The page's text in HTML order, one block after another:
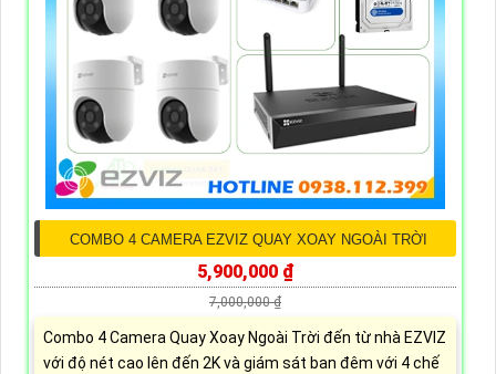
COMBO 4 CAMERA EZVIZ QUAY XOAY NGOÀI TRỜI
5,900,000 ₫
7,000,000 ₫
Combo 4 Camera Quay Xoay Ngoài Trời đến từ nhà EZVIZ
với độ nét cao lên đến 2K và giám sát ban đêm với 4 chế